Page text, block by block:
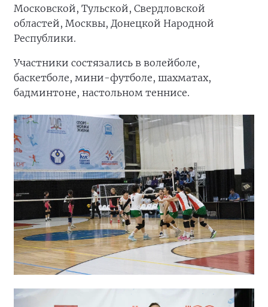
Московской, Тульской, Свердловской
областей, Москвы, Донецкой Народной
Республики.
Участники состязались в волейболе,
баскетболе, мини-футболе, шахматах,
бадминтоне, настольном теннисе.